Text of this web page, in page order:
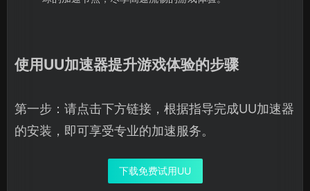
使用UU加速器提升游戏体验的步骤
第一步：请点击下方链接，根据指导完成UU加速器
的安装，即可享受专业的加速服务。
下载免费试用UU